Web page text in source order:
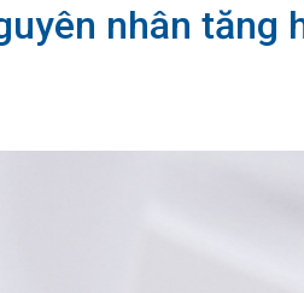
nhân tăng